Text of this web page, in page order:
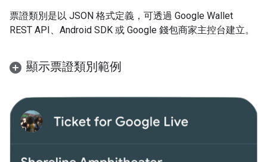
票證類別是以 JSON 格式定義，可透過 Google Wallet
REST API、Android SDK 或 Google 錢包商家主控台建立。
顯示票證類別範例